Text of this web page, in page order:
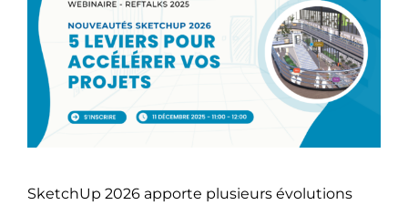
SketchUp 2026 apporte plusieurs évolutions